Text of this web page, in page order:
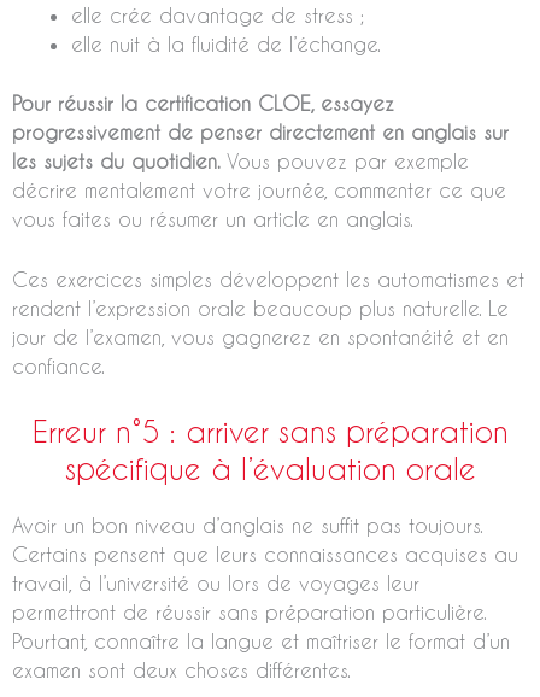
elle crée davantage de stress ;
elle nuit à la fluidité de l’échange.
Pour réussir la certification CLOE, essayez
progressivement de penser directement en anglais sur
les sujets du quotidien. Vous pouvez par exemple
décrire mentalement votre journée, commenter ce que
vous faites ou résumer un article en anglais.
Ces exercices simples développent les automatismes et
rendent l’expression orale beaucoup plus naturelle. Le
jour de l’examen, vous gagnerez en spontanéité et en
confiance.
Erreur n°5 : arriver sans préparation
spécifique à l’évaluation orale
Avoir un bon niveau d’anglais ne suffit pas toujours.
Certains pensent que leurs connaissances acquises au
travail, à l’université ou lors de voyages leur
permettront de réussir sans préparation particulière.
Pourtant, connaître la langue et maîtriser le format d’un
examen sont deux choses différentes.